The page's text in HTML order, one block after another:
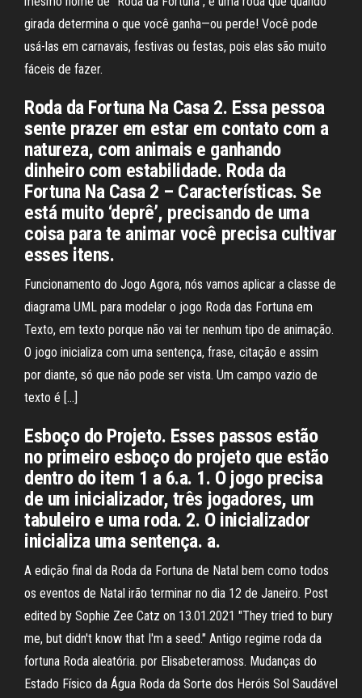
girada determina o que você ganha—ou perde! Você pode
usá-las em carnavais, festivas ou festas, pois elas são muito
fáceis de fazer.
Roda da Fortuna Na Casa 2. Essa pessoa
sente prazer em estar em contato com a
natureza, com animais e ganhando
dinheiro com estabilidade. Roda da
Fortuna Na Casa 2 – Características. Se
está muito ‘deprê’, precisando de uma
coisa para te animar você precisa cultivar
esses itens.
Funcionamento do Jogo Agora, nós vamos aplicar a classe de
diagrama UML para modelar o jogo Roda das Fortuna em
Texto, em texto porque não vai ter nenhum tipo de animação.
O jogo inicializa com uma sentença, frase, citação e assim
por diante, só que não pode ser vista. Um campo vazio de
texto é […]
Esboço do Projeto. Esses passos estão
no primeiro esboço do projeto que estão
dentro do item 1 a 6.a. 1. O jogo precisa
de um inicializador, três jogadores, um
tabuleiro e uma roda. 2. O inicializador
inicializa uma sentença. a.
A edição final da Roda da Fortuna de Natal bem como todos
os eventos de Natal irão terminar no dia 12 de Janeiro. Post
edited by Sophie Zee Catz on 13.01.2021 "They tried to bury
me, but didn't know that I'm a seed." Antigo regime roda da
fortuna Roda aleatória. por Elisabeteramoss. Mudanças do
Estado Físico da Água Roda da Sorte dos Heróis Sol Saudável